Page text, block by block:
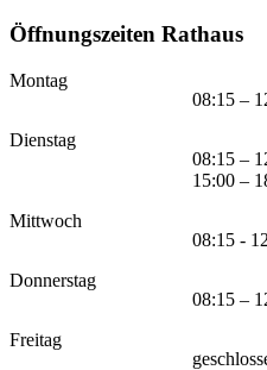
Öffnungszeiten Rathaus
Montag
08:15 –
Dienstag
08:15 –
15:00 –
Mittwoch
08:15 -
Donnerstag
08:15 –
Freitag